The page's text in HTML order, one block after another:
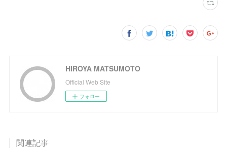
HIROYA MATSUMOTO
Official Web Site
フォロー
関連記事